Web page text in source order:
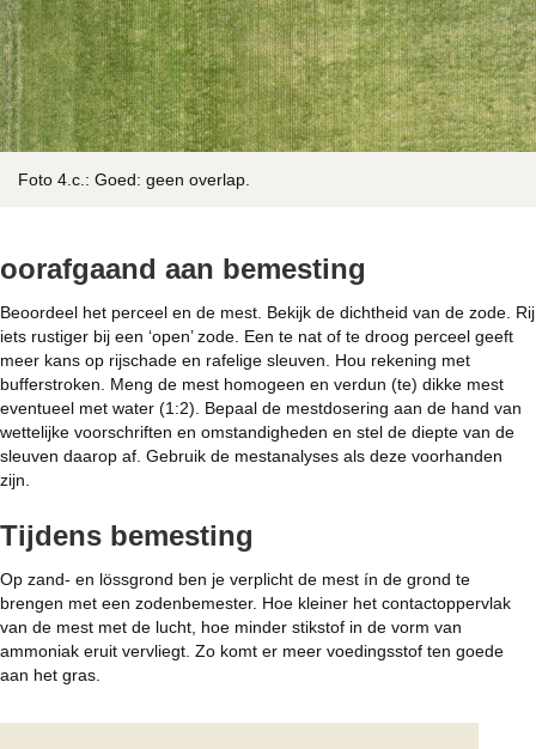
Foto 4.c.: Goed: geen overlap.
oorafgaand aan bemesting
Beoordeel het perceel en de mest. Bekijk de dichtheid van de zode. Rij
iets rustiger bij een ‘open’ zode. Een te nat of te droog perceel geeft
meer kans op rijschade en rafelige sleuven. Hou rekening met
bufferstroken. Meng de mest homogeen en verdun (te) dikke mest
eventueel met water (1:2). Bepaal de mestdosering aan de hand van
wettelijke voorschriften en omstandigheden en stel de diepte van de
sleuven daarop af. Gebruik de mestanalyses als deze voorhanden
zijn.
Tijdens bemesting
Op zand- en lössgrond ben je verplicht de mest ín de grond te
brengen met een zodenbemester. Hoe kleiner het contactoppervlak
van de mest met de lucht, hoe minder stikstof in de vorm van
ammoniak eruit vervliegt. Zo komt er meer voedingsstof ten goede
aan het gras.